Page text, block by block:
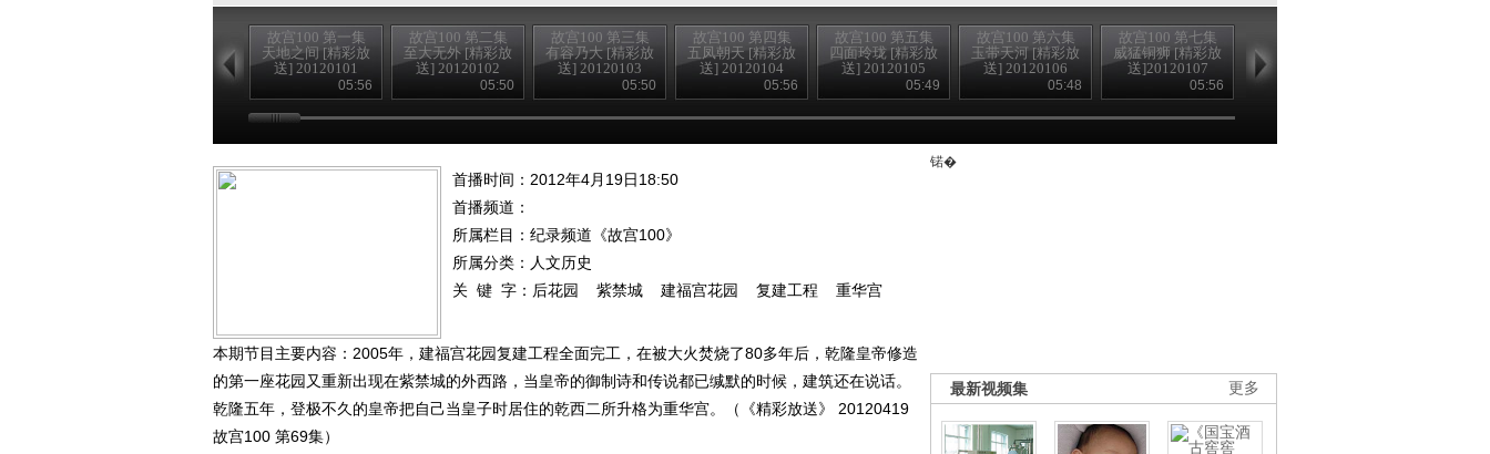
故宫100 第一集
天地之间 [精彩放
送] 20120101
05:56
故宫100 第二集
至大无外 [精彩放
送] 20120102
05:50
故宫100 第三集
有容乃大 [精彩放
送] 20120103
05:50
故宫100 第四集
五凤朝天 [精彩放
送] 20120104
05:56
故宫100 第五集
四面玲珑 [精彩放
送] 20120105
05:49
故宫100 第六集
玉带天河 [精彩放
送] 20120106
05:48
故宫100 第七集
威猛铜狮 [精彩放
送]20120107
05:56
皇帝归宿 [精彩放
送] 20120108
首播时间：2012年4月19日18:50
首播频道：
所属栏目： 纪录频道《故宫100》
所属分类：人文历史
关 键 字： 后花园 紫禁城 建福宫花园 复建工程 重华宫
本期节目主要内容：2005年，建福宫花园复建工程全面完工，在被大火焚烧了80多年后，乾隆皇帝修造
的第一座花园又重新出现在紫禁城的外西路，当皇帝的御制诗和传说都已缄默的时候，建筑还在说话。
乾隆五年，登极不久的皇帝把自己当皇子时居住的乾西二所升格为重华宫。（《精彩放送》 20120419
故宫100 第69集）
锘�
更多
最新视频集